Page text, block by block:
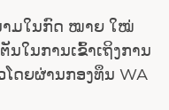
ນາມໃນກົດ ໝາຍ ໃໝ່
ນໃນການເຂົ້າເຖິງການ
ດຍຜ່ານກອງທຶນ WA